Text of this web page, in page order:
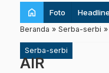
home Foto
Beranda » Serba-serbi »
Serba-serbi
AIR